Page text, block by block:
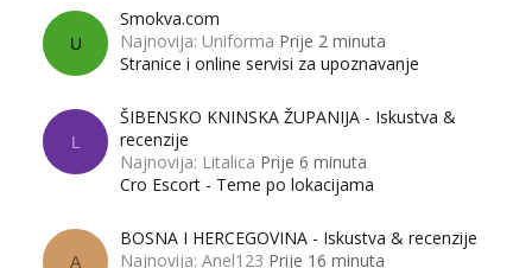
U
Smokva.com
Najnovija: Uniforma Prije 2 minuta
Stranice i online servisi za upoznavanje
L
ŠIBENSKO KNINSKA ŽUPANIJA - Iskustva &
recenzije
Najnovija: Litalica Prije 6 minuta
Cro Escort - Teme po lokacijama
A
BOSNA I HERCEGOVINA - Iskustva & recenzije
Najnovija: Anel123 Prije 16 minuta